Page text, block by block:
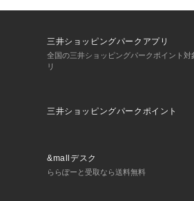
※こちらの商品はアウトレットのオリ
SHIPS OUTLET各店、ECサイトでの取
店舗へお問合せの際は、全国のSHIPS
いいたします。
通して、カジュアルからビジネスまで
ルなプライスで構成したオリジナルレー
三井ショッピングパークアプリ
全国の三井ショッピングパークポイント
リ
三井ショッピングパークポイント
&mallデスク
ららぽーと受取なら送料無料